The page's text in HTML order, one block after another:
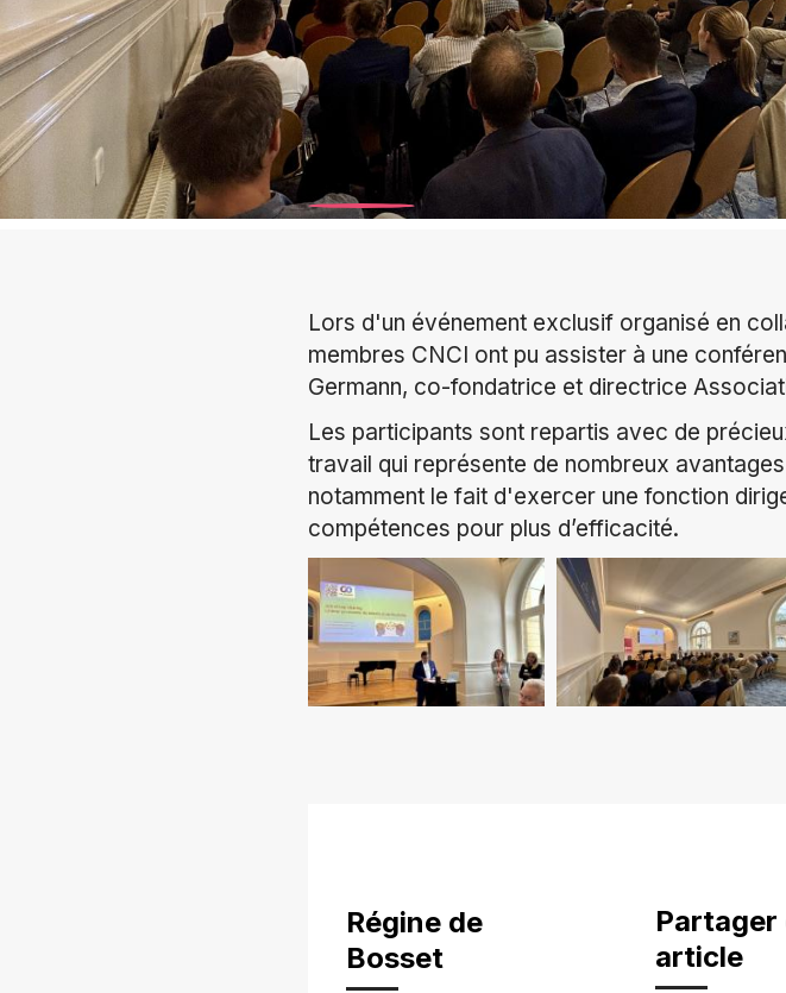
Lors d'un événement exclusif organisé en
membres CNCI ont pu assister à une
Germann, co-fondatrice et directrice
Les participants sont repartis avec de
travail qui représente de nombreux
notamment le fait d'exercer une fonction
compétences pour plus d’efficacité.
Régine de
Bosset
Partager
article